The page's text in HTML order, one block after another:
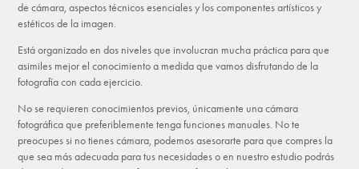
de cámara, aspectos técnicos esenciales y los componentes artísticos y
estéticos de la imagen.
Está organizado en dos niveles que involucran mucha práctica para que
asimiles mejor el conocimiento a medida que vamos disfrutando de la
fotografía con cada ejercicio.
No se requieren conocimientos previos, únicamente una cámara
fotográfica que preferiblemente tenga funciones manuales. No te
preocupes si no tienes cámara, podemos asesorarte para que compres la
que sea más adecuada para tus necesidades o en nuestro estudio podrás